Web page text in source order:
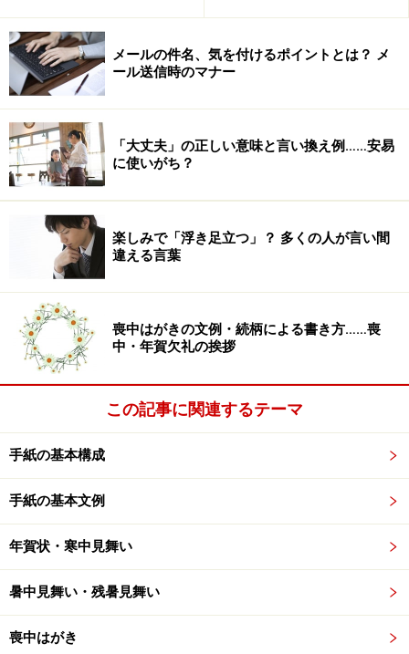
「大和言葉」への変換例・解説
それぞれ次のような大和言葉に言い換えることができま
す。
1：「ことほぐ（寿ぐ／言祝ぐ）」
「祝賀」「祝い・喜び（を言葉で述べる）」→「ことほ
ぐ（寿ぐ／言祝ぐ）」
「ことほぐ」とは、（言葉で）祝賀する。喜びや祝いの
言葉を述べるという意味です。使用例：「新春をことほ
2:「日頃」「常日頃」
「平素」「いつも」→「日頃」「常日頃」
「日頃は何かとお世話になりまして」「常日頃から健康
には気をつけている」
3:「いささか」
「少々」「ちょっと」→「いささか」
ほかにも、少々・少しを表す言葉には、わずか（ばか
り）などの言い方もあります。また「いささか」は、少
「かなり」や「案外」のような意で用いられることもあ
ります。
と存じます」「この件はいささか問題ですね」
メールの件名、気を付けるポイントとは？ メ
ール送信時のマナー
「大丈夫」の正しい意味と言い換え例……安易
に使いがち？
楽しみで「浮き足立つ」？ 多くの人が言い間
違える言葉
喪中はがきの文例・続柄による書き方……喪
中・年賀欠礼の挨拶
この記事に関連するテーマ
手紙の基本構成
手紙の基本文例
年賀状・寒中見舞い
暑中見舞い・残暑見舞い
喪中はがき